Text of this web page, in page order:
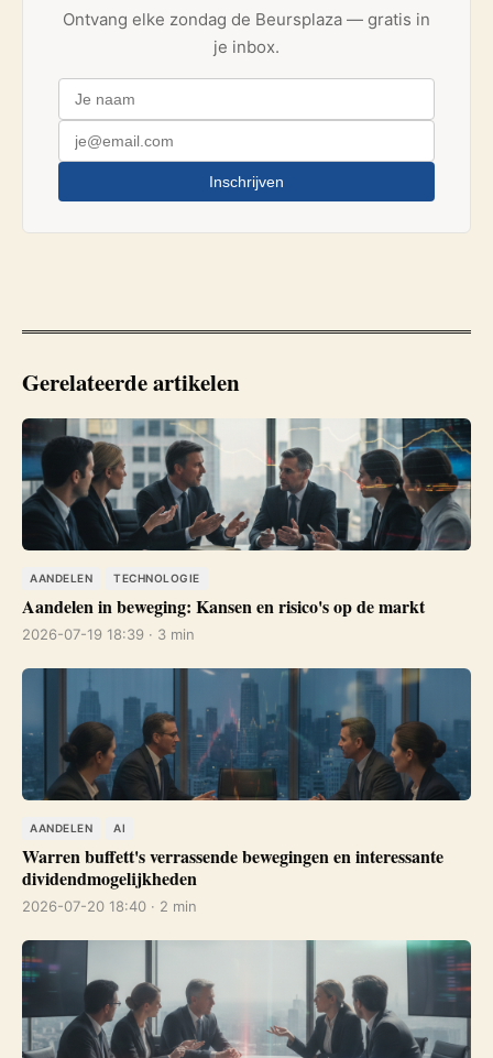
Ontvang elke zondag de Beursplaza — gratis in
je inbox.
Inschrijven
Gerelateerde artikelen
AANDELEN TECHNOLOGIE
Aandelen in beweging: Kansen en risico's op de markt
2026-07-19 18:39 · 3 min
AANDELEN AI
Warren buffett's verrassende bewegingen en interessante
dividendmogelijkheden
2026-07-20 18:40 · 2 min